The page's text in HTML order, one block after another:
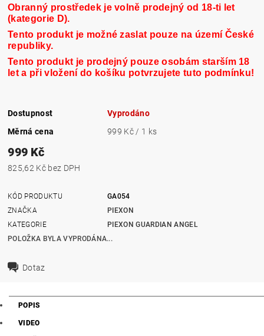
Obranný prostředek je volně prodejný od 18-ti let
(kategorie D).
Tento produkt je možné zaslat pouze na území České
republiky.
Tento produkt je prodejný pouze osobám starším 18
let a při vložení do košíku potvrzujete tuto podmínku!
Dostupnost
Vyprodáno
Měrná cena
999 Kč / 1 ks
999 Kč
825,62 Kč bez DPH
KÓD PRODUKTU
GA054
ZNAČKA
PIEXON
KATEGORIE
PIEXON GUARDIAN ANGEL
POLOŽKA BYLA VYPRODÁNA...
Dotaz
POPIS
VIDEO